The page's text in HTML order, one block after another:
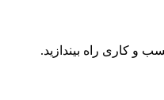
و کاری راه بیندازید.